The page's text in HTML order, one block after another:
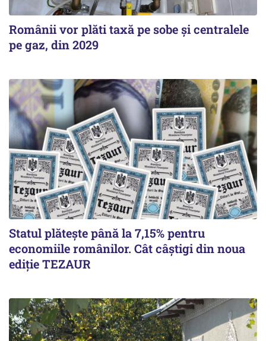
Românii vor plăti taxă pe sobe şi centralele
pe gaz, din 2029
Statul plătește până la 7,15% pentru
economiile românilor. Cât câștigi din noua
ediție TEZAUR